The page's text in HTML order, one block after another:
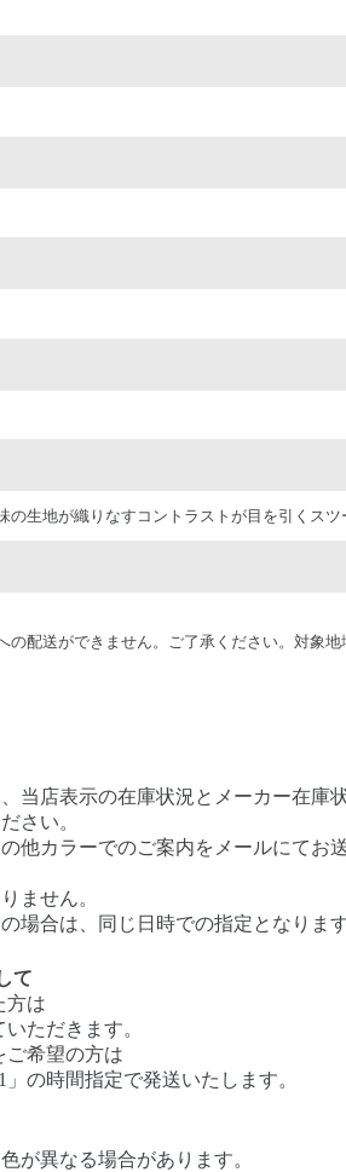
生地が織りなすコントラストが目を引くスツ
配送ができません。ご了承ください。対象
当店表示の在庫状況とメーカー在庫
さい。
他カラーでのご案内をメールにて
ません。
場合は、同じ日時での指定となりま
て
方は
ただきます。
ご希望の方は
の時間指定で発送いたします。
が異なる場合があります。